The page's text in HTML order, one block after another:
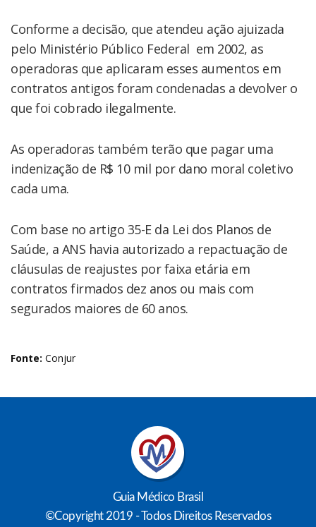
Conforme a decisão, que atendeu ação ajuizada
pelo Ministério Público Federal em 2002, as
operadoras que aplicaram esses aumentos em
contratos antigos foram condenadas a devolver o
que foi cobrado ilegalmente.
As operadoras também terão que pagar uma
indenização de R$ 10 mil por dano moral coletivo
cada uma.
Com base no artigo 35-E da Lei dos Planos de
Saúde, a ANS havia autorizado a repactuação de
cláusulas de reajustes por faixa etária em
contratos firmados dez anos ou mais com
segurados maiores de 60 anos.
Fonte: Conjur
Guia Médico Brasil
©Copyright 2019 - Todos Direitos Reservados